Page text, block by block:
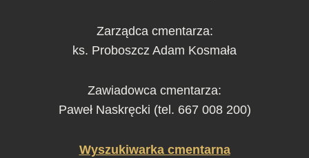
Zarządca cmentarza:
ks. Proboszcz Adam Kosmała
Zawiadowca cmentarza:
Paweł Naskręcki (tel. 667 008 200)
Wyszukiwarka cmentarna